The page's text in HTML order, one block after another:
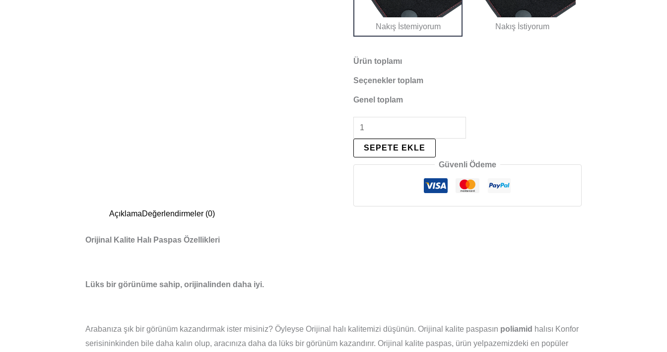
Nakış İstemiyorum Nakış İstiyorum
Ürün toplamı
Seçenekler toplam
Genel toplam
SEPETE EKLE
Güvenli Ödeme
AçıklamaDeğerlendirmeler (0)
Orijinal Kalite Halı Paspas Özellikleri
Lüks bir görünüme sahip, orijinalinden daha iyi.
Arabanıza şık bir görünüm kazandırmak ister misiniz? Öyleyse Orijinal halı kalitemizi düşünün. Orijinal kalite paspasın poliamid halısı Konfor
serisininkinden bile daha kalın olup, aracınıza daha da lüks bir görünüm kazandırır. Orijinal kalite paspas, ürün yelpazemizdeki en popüler